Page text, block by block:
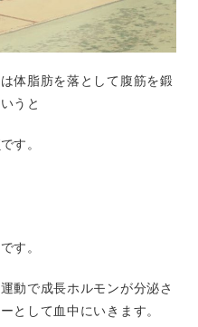
体脂肪を落として腹筋を鍛
うと
です。
す。
動で成長ホルモンが分泌さ
として血中にいきます。